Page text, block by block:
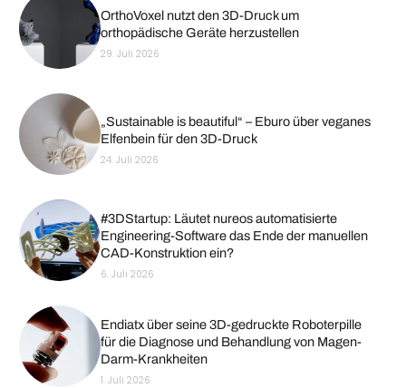
OrthoVoxel nutzt den 3D-Druck um
orthopädische Geräte herzustellen
29. Juli 2026
„Sustainable is beautiful“ – Eburo über veganes
Elfenbein für den 3D-Druck
24. Juli 2026
#3DStartup: Läutet nureos automatisierte
Engineering-Software das Ende der manuellen
CAD-Konstruktion ein?
6. Juli 2026
Endiatx über seine 3D-gedruckte Roboterpille
für die Diagnose und Behandlung von Magen-
Darm-Krankheiten
1. Juli 2026